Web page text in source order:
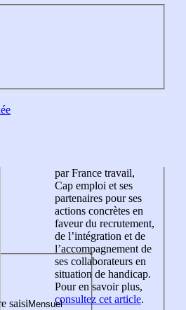
saisi
par France travail,
Cap emploi et ses
partenaires pour ses
actions concrètes en
faveur du recrutement,
de l’intégration et de
l’accompagnement de
ses collaborateurs en
situation de handicap.
Pour en savoir plus,
consultez cet article.